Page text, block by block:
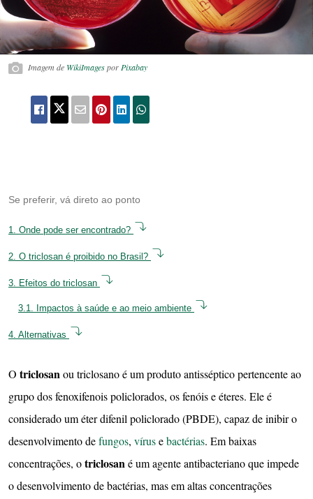
Imagem de WikiImagespor Pixabay
Se preferir, vá direto ao ponto
1. Onde pode ser encontrado?
2. O triclosan é proibido no Brasil?
3. Efeitos do triclosan
3.1. Impactos à saúde e ao meio ambiente
4. Alternativas
O triclosanou triclosano é um produto antisséptico pertencente ao
grupo dos fenoxifenois policlorados, os fenóis e éteres. Ele é
considerado um éter difenil policlorado (PBDE), capaz de inibir o
desenvolvimento defungos, vírusebactérias. Em baixas
concentrações, otriclosané um agente antibacteriano que impede
o desenvolvimento de bactérias, mas em altas concentrações